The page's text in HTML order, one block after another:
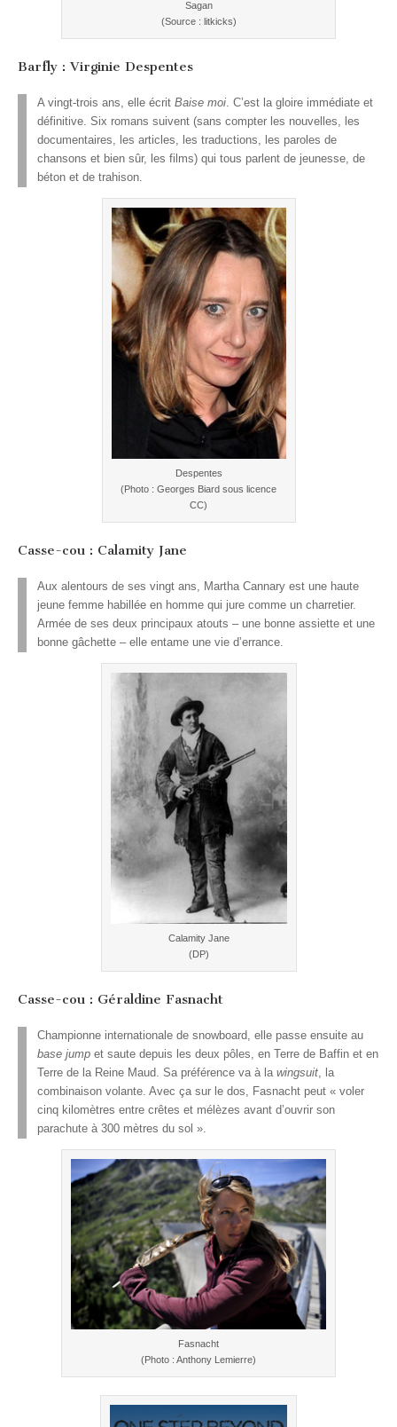
Sagan
(Source : litkicks)
Barfly : Virginie Despentes
A vingt-trois ans, elle écrit Baise moi . C’est la gloire immédiate et
définitive. Six romans suivent (sans compter les nouvelles, les
documentaires, les articles, les traductions, les paroles de
chansons et bien sûr, les films) qui tous parlent de jeunesse, de
béton et de trahison.
Despentes
(Photo : Georges Biard sous licence
CC)
Casse-cou : Calamity Jane
Aux alentours de ses vingt ans, Martha Cannary est une haute
jeune femme habillée en homme qui jure comme un charretier.
Armée de ses deux principaux atouts – une bonne assiette et une
bonne gâchette – elle entame une vie d’errance.
Calamity Jane
(DP)
Casse-cou : Géraldine Fasnacht
Championne internationale de snowboard, elle passe ensuite au
base jump et saute depuis les deux pôles, en Terre de Baffin et en
Terre de la Reine Maud. Sa préférence va à la wingsuit, la
combinaison volante. Avec ça sur le dos, Fasnacht peut « voler
cinq kilomètres entre crêtes et mélèzes avant d’ouvrir son
parachute à 300 mètres du sol ».
Fasnacht
(Photo : Anthony Lemierre)